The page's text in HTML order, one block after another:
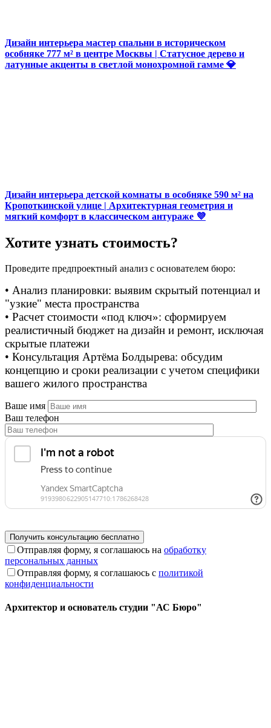
Дизайн интерьера мастер спальни в историческом
особняке 777 м² в центре Москвы | Статусное дерево и
латунные акценты в светлой монохромной гамме 💎
Дизайн интерьера детской комнаты в особняке 590 м² на
Кропоткинской улице | Архитектурная геометрия и
мягкий комфорт в классическом антураже 💜
Хотите узнать стоимость?
Проведите предпроектный анализ с основателем бюро:
• Анализ планировки: выявим скрытый потенциал и
"узкие" места пространства
• Расчет стоимости «под ключ»: сформируем
реалистичный бюджет на дизайн и ремонт, исключая
скрытые платежи
• Консультация Артёма Болдырева: обсудим
концепцию и сроки реализации с учетом специфики
вашего жилого пространства
Ваше имя
Ваш телефон
Отправляя форму, я соглашаюсь на обработку
персональных данных
Отправляя форму, я соглашаюсь с политикой
конфиденциальности
Архитектор и основатель студии "АС Бюро"